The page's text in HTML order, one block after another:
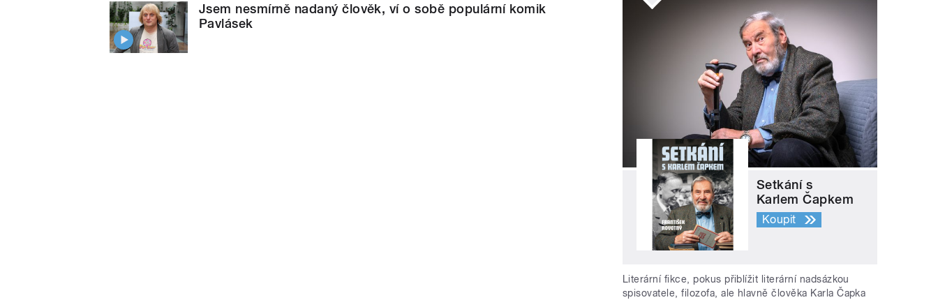
Jsem nesmírně nadaný člověk, ví o sobě populární komik
Pavlásek
Setkání s
Karlem Čapkem
Koupit
Literární fikce, pokus přiblížit literární nadsázkou
spisovatele, filozofa, ale hlavně člověka Karla Čapka